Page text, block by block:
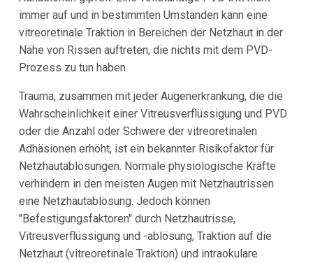
immer auf und in bestimmten Umständen kann eine
vitreoretinale Traktion in Bereichen der Netzhaut in der
Nähe von Rissen auftreten, die nichts mit dem PVD-
Prozess zu tun haben.
Trauma, zusammen mit jeder Augenerkrankung, die die
Wahrscheinlichkeit einer Vitreusverflüssigung und PVD
oder die Anzahl oder Schwere der vitreoretinalen
Adhäsionen erhöht, ist ein bekannter Risikofaktor für
Netzhautablösungen. Normale physiologische Kräfte
verhindern in den meisten Augen mit Netzhautrissen
eine Netzhautablösung. Jedoch können
"Befestigungsfaktoren" durch Netzhautrisse,
Vitreusverflüssigung und -ablösung, Traktion auf die
Netzhaut (vitreoretinale Traktion) und intraokulare